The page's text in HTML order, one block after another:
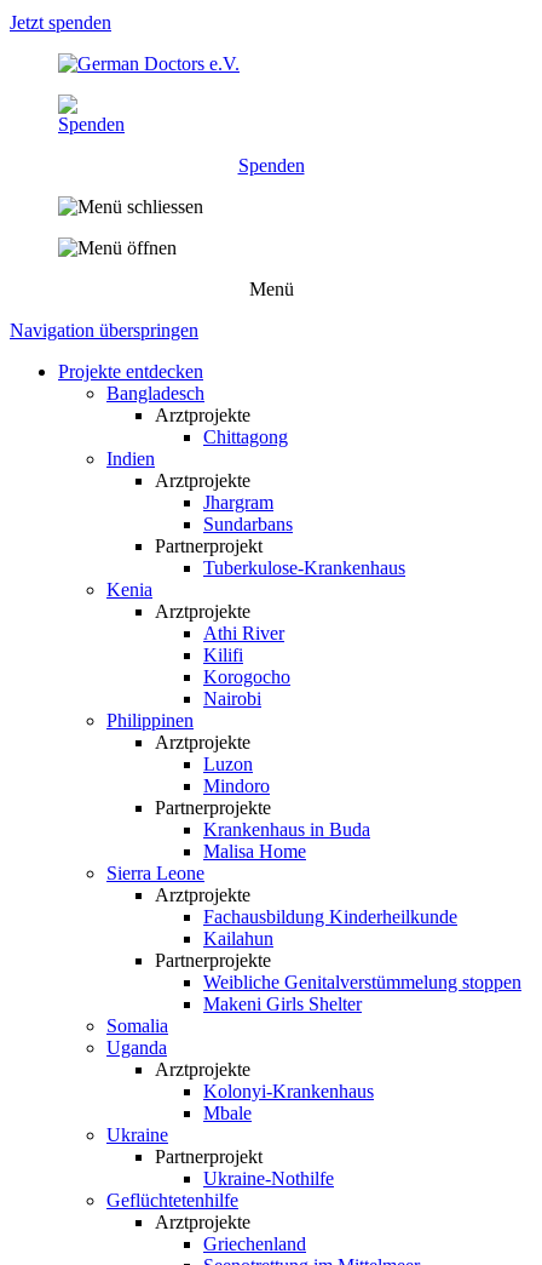
Jetzt spenden
Spenden
Menü
Navigation überspringen
Projekte entdecken
Bangladesch
Arztprojekte
Chittagong
Indien
Arztprojekte
Jhargram
Sundarbans
Partnerprojekt
Tuberkulose-Krankenhaus
Kenia
Arztprojekte
Athi River
Kilifi
Korogocho
Nairobi
Philippinen
Arztprojekte
Luzon
Mindoro
Partnerprojekte
Krankenhaus in Buda
Malisa Home
Sierra Leone
Arztprojekte
Fachausbildung Kinderheilkunde
Kailahun
Partnerprojekte
Weibliche Genital­verstümmelung stoppen
Makeni Girls Shelter
Somalia
Uganda
Arztprojekte
Kolonyi-Krankenhaus
Mbale
Ukraine
Partnerprojekt
Ukraine-Nothilfe
Geflüchtetenhilfe
Arztprojekte
Griechenland